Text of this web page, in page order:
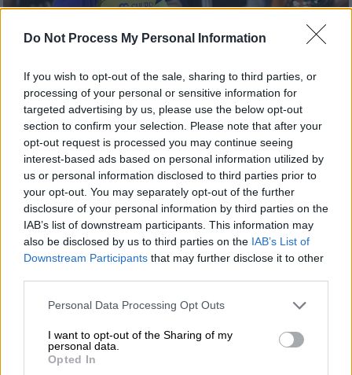
Do Not Process My Personal Information
If you wish to opt-out of the sale, sharing to third parties, or
processing of your personal or sensitive information for
targeted advertising by us, please use the below opt-out
section to confirm your selection. Please note that after your
opt-out request is processed you may continue seeing
interest-based ads based on personal information utilized by
us or personal information disclosed to third parties prior to
your opt-out. You may separately opt-out of the further
disclosure of your personal information by third parties on the
IAB’s list of downstream participants. This information may
also be disclosed by us to third parties on the IAB’s List of
Downstream Participants that may further disclose it to other
Please note that this website/app uses one or more Google
not limited to your visit or usage behaviour. You may click to
grant or deny consent to Google and its third-party tags to
use your data for below specified purposes in below Google
Personal Data Processing Opt Outs
I want to opt-out of the Sharing of my
personal data.
Opted In
Αθλητισμός|27.05.2025 00:00
Ο Κριστιάνο Ρονάλντο ανακοίνωσε ότι
αποχωρεί απ' την Αλ Νασρ - Ψάχνει
ομάδα για το Παγκόσμιο Κύπελλο
Συλλόγων λένε οι Πορτογάλοι
Πού θα συνεχίσει την καριέρα του ο CR7;